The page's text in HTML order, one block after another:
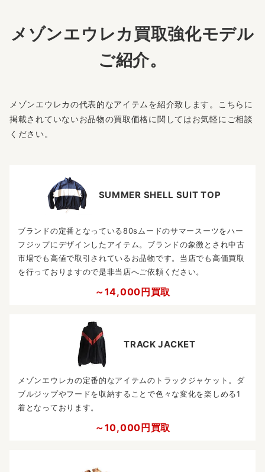
メゾンエウレカ買取強化モデル
ご紹介。
メゾンエウレカの代表的なアイテムを紹介致します。こちらに
掲載されていないお品物の買取価格に関してはお気軽にご相談
ください。
SUMMER SHELL SUIT TOP
ブランドの定番となっている80sムードのサマースーツをハー
フジップにデザインしたアイテム。ブランドの象徴とされ中古
市場でも高値で取引されているお品物です。当店でも高価買取
を行っておりますので是非当店へご依頼ください。
～14,000円買取
TRACK JACKET
メゾンエウレカの定番的なアイテムのトラックジャケット。ダ
ブルジップやフードを収納することで色々な変化を楽しめる1
着となっております。
～10,000円買取